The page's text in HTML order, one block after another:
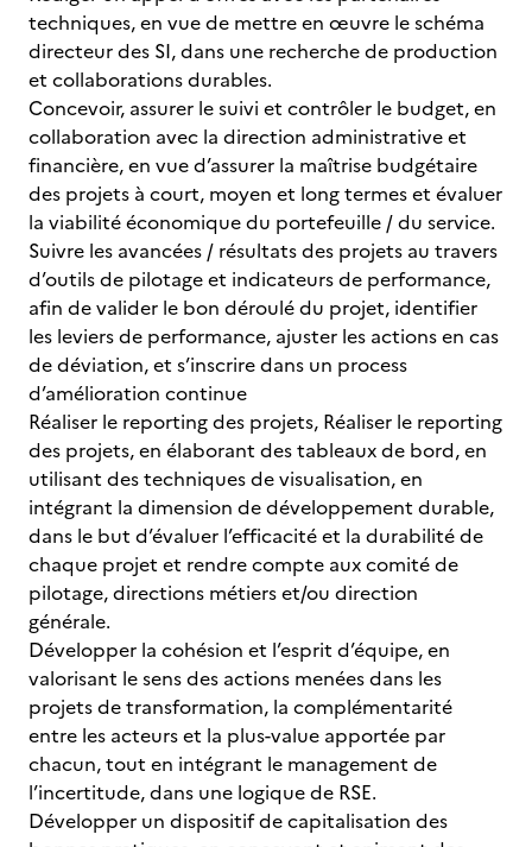
techniques, en vue de mettre en œuvre le schéma
directeur des SI, dans une recherche de production
et collaborations durables.
Concevoir, assurer le suivi et contrôler le budget, en
collaboration avec la direction administrative et
financière, en vue d’assurer la maîtrise budgétaire
des projets à court, moyen et long termes et évaluer
la viabilité économique du portefeuille / du service.
Suivre les avancées / résultats des projets au travers
d’outils de pilotage et indicateurs de performance,
afin de valider le bon déroulé du projet, identifier
les leviers de performance, ajuster les actions en cas
de déviation, et s’inscrire dans un process
d’amélioration continue
Réaliser le reporting des projets, Réaliser le reporting
des projets, en élaborant des tableaux de bord, en
utilisant des techniques de visualisation, en
intégrant la dimension de développement durable,
dans le but d’évaluer l’efficacité et la durabilité de
chaque projet et rendre compte aux comité de
pilotage, directions métiers et/ou direction
générale.
Développer la cohésion et l’esprit d’équipe, en
valorisant le sens des actions menées dans les
projets de transformation, la complémentarité
entre les acteurs et la plus-value apportée par
chacun, tout en intégrant le management de
l’incertitude, dans une logique de RSE.
Développer un dispositif de capitalisation des